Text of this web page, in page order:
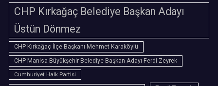
CHP Kırkağaç Belediye Başkan Adayı
Üstün Dönmez
CHP Kırkağaç İlçe Başkanı Mehmet Karaköylü
CHP Manisa Büyükşehir Belediye Başkan Adayı Ferdi Zeyrek
Cumhuriyet Halk Partisi